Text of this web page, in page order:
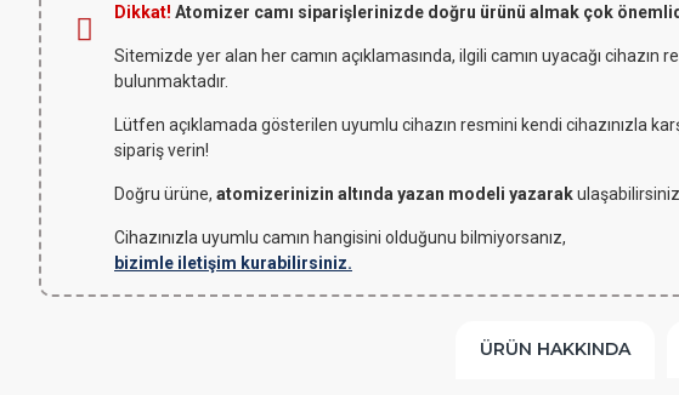
Dikkat! Atomizer camı siparişlerinizde doğru ürünü almak çok
Sitemizde yer alan her camın açıklamasında, ilgili camın uyacağı cihazın
bulunmaktadır.
Lütfen açıklamada gösterilen uyumlu cihazın resmini kendi cihazınızla
sipariş verin!
Doğru ürüne, atomizerinizin altında yazan modeli yazarakulaşabilirsiniz.
Cihazınızla uyumlu camın hangisini olduğunu bilmiyorsanız,
bizimle iletişim kurabilirsiniz.
ÜRÜN HAKKINDA